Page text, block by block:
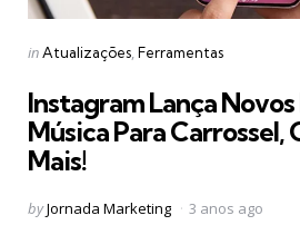
Categories
Posted
inAtualizações Ferramentas
Instagram Lança Novos
Música Para Carrossel,
Mais!
Posted
byJornada Marketing 3 anos ago